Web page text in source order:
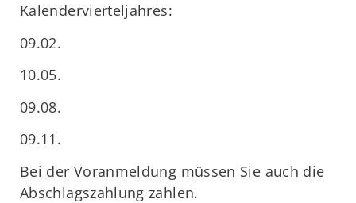
Kalendervierteljahres:
09.02.
10.05.
09.08.
09.11.
Bei der Voranmeldung müssen Sie auch die
Abschlagszahlung zahlen.